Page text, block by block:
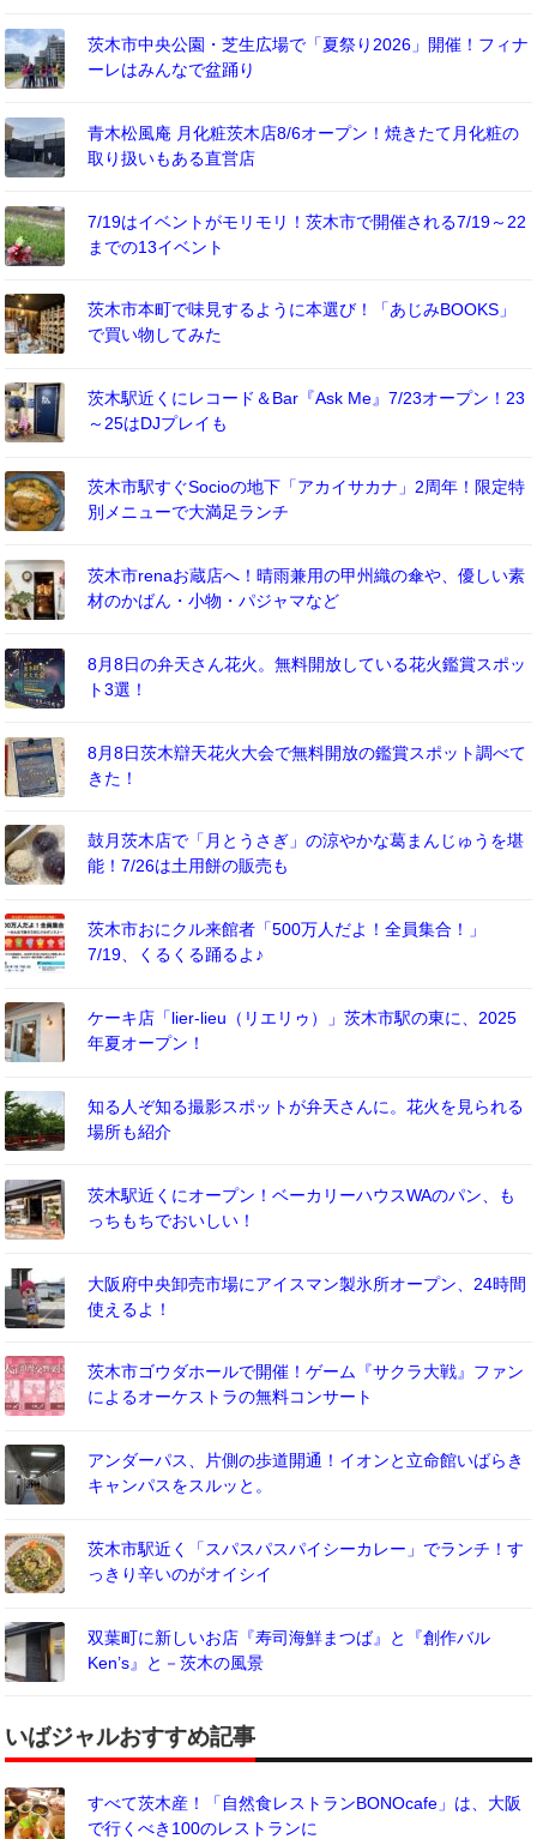
茨木市中央公園・芝生広場で「夏祭り2026」開催！フィナ
ーレはみんなで盆踊り
青木松風庵 月化粧茨木店8/6オープン！焼きたて月化粧の
取り扱いもある直営店
7/19はイベントがモリモリ！茨木市で開催される7/19～22
までの13イベント
茨木市本町で味見するように本選び！「あじみBOOKS」
で買い物してみた
茨木駅近くにレコード＆Bar『Ask Me』7/23オープン！23
～25はDJプレイも
茨木市駅すぐSocioの地下「アカイサカナ」2周年！限定特
別メニューで大満足ランチ
茨木市renaお蔵店へ！晴雨兼用の甲州織の傘や、優しい素
材のかばん・小物・パジャマなど
8月8日の弁天さん花火。無料開放している花火鑑賞スポッ
ト3選！
8月8日茨木辯天花火大会で無料開放の鑑賞スポット調べて
きた！
鼓月茨木店で「月とうさぎ」の涼やかな葛まんじゅうを堪
能！7/26は土用餅の販売も
茨木市おにクル来館者「500万人だよ！全員集合！」
7/19、くるくる踊るよ♪
ケーキ店「lier-lieu（リエリゥ）」茨木市駅の東に、2025
年夏オープン！
知る人ぞ知る撮影スポットが弁天さんに。花火を見られる
場所も紹介
茨木駅近くにオープン！ベーカリーハウスWAのパン、も
っちもちでおいしい！
大阪府中央卸売市場にアイスマン製氷所オープン、24時間
使えるよ！
茨木市ゴウダホールで開催！ゲーム『サクラ大戦』ファン
によるオーケストラの無料コンサート
アンダーパス、片側の歩道開通！イオンと立命館いばらき
キャンパスをスルッと。
茨木市駅近く「スパスパスパイシーカレー」でランチ！す
っきり辛いのがオイシイ
双葉町に新しいお店『寿司海鮮まつば』と『創作バル
Ken’s』と－茨木の風景
いばジャルおすすめ記事
すべて茨木産！「自然食レストランBONOcafe」は、大阪
で行くべき100のレストランに